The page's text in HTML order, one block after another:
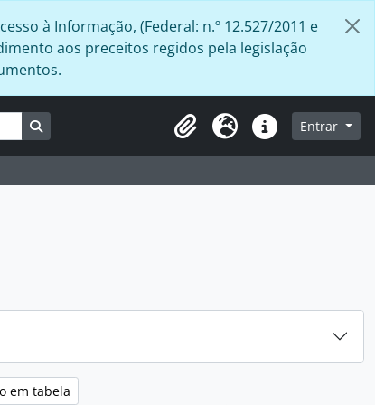
à Informação, (Federal: n.º 12.527/2011 e
aos preceitos regidos pela legislação
Busque na página de navegação
Área de Transferência
Idioma Atalhos Entrar
em tabela